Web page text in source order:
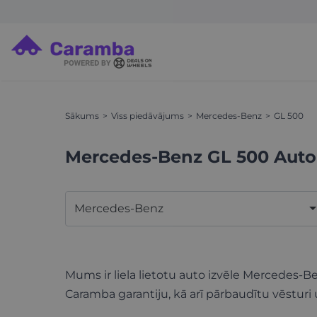
Sākums Viss piedāvājums Mercedes-Benz GL 500
Mercedes-Benz GL 500
Mercedes-Benz
Mums ir liela lietotu auto izvēle Mercedes-
Caramba garantiju, kā arī pārbaudītu